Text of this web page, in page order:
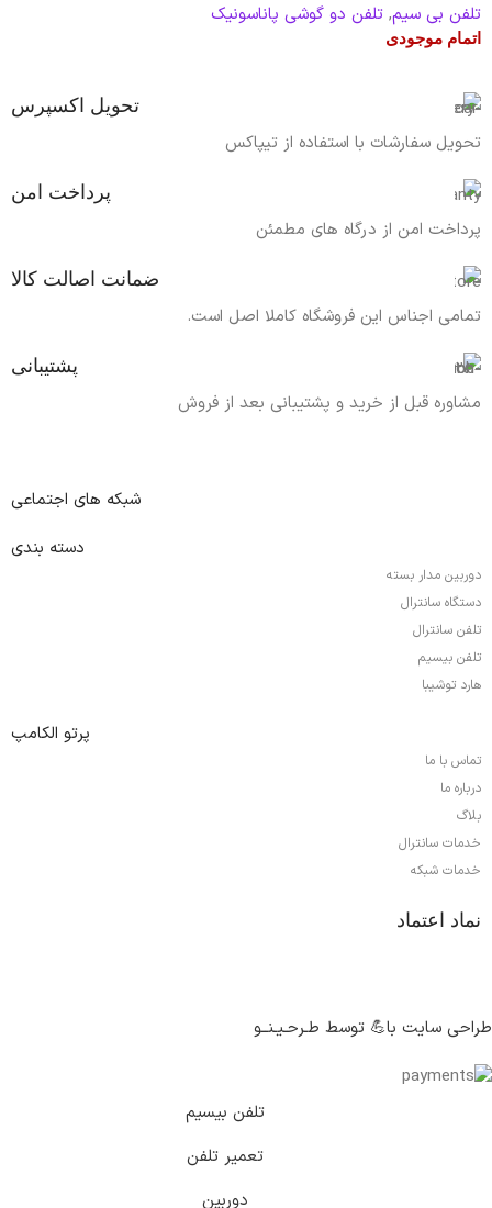
تلفن بی سیم, تلفن دو گوشی پاناسونیک
اتمام موجودی
تحویل اکسپرس
تحویل سفارشات با استفاده از تیپاکس
پرداخت امن
پرداخت امن از درگاه های مطمئن
ضمانت اصالت کالا
تمامی اجناس این فروشگاه کاملا اصل است.
پشتیبانی
مشاوره قبل از خرید و پشتیبانی بعد از فروش
شبکه های اجتماعی
دسته بندی
دوربین مدار بسته
دستگاه سانترال
تلفن سانترال
تلفن بیسیم
هارد توشیبا
پرتو الکامپ
تماس با ما
درباره ما
بلاگ
خدمات سانترال
خدمات شبکه
نماد اعتماد
طراحی سایت با💪 توسط طـرحـیـنــو
تلفن بیسیم
تعمیر تلفن
دوربین